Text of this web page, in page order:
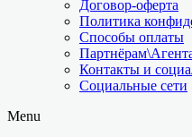
Договор-оферта
Политика
Способы оплаты
Контакты и
Социальные сети
Menu